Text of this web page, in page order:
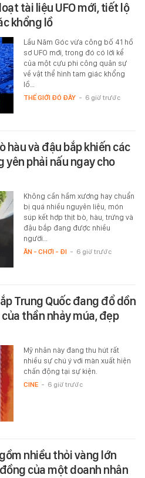
tài liệu UFO mới, tiết lộ
khổng lồ
Lầu Năm Góc vừa công bố 41 hồ
sơ UFO mới, trong đó có lời kể
của một cựu phi công quân sự
về vật thể hình tam giác khổng
lồ…
THẾ GIỚI ĐÓ ĐÂY - 6 giờ trước
hàu và đậu bắp khiến các
yên phải nấu ngay cho
Không cần hầm xương hay chuẩn
bị quá nhiều nguyên liệu, món
súp kết hợp thịt bò, hàu, trứng và
đậu bắp đang được nhiều
người…
ĂN - CHƠI - ĐI - 6 giờ trước
Trung Quốc đang đổ dồn
thần nhảy múa, đẹp
Mỹ nhân này đang thu hút rất
nhiều sự chú ý với màn xuất hiện
chấn động tại sự kiện.
CINE - 6 giờ trước
nhiều thỏi vàng lớn
của một doanh nhân